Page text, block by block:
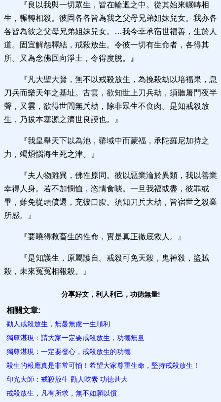
『良以我與一切眾生，皆在輪迴之中。從其始來輾轉相
生，輾轉相殺。彼固各各皆為我之父母兄弟姐妹兒女。我亦各
各皆為彼之父母兄弟姐妹兒女。…我今幸承宿世福善，生於人
道。固宜解怨釋結，戒殺放生。令彼一切有生命者，各得其
所。又為念佛回向淨土，令得度脫。』
『凡大聖大賢，無不以戒殺放生，為挽殺劫以培福果，息
刀兵而樂天年之基址。古雲，欲知世上刀兵劫，須聽屠門夜半
聲，又雲，欲得世間無兵劫，除非眾生不食肉。是知戒殺放
生，乃拔本塞源之濟世良謨也。』
『我皇舉天下以為池，罄域中而蒙福，承陀羅尼加持之
力，竭煩惱海生死之津。』
『夫人物雖異，佛性原同。彼以惡業淪於異類，我以善業
幸得人身。若不加憫恤，恣情食啖。一旦我福或盡，彼罪或
畢，難免從頭償還，充彼口腹。須知刀兵大劫，皆宿世之殺業
所感。』
『要曉得救畜生的性命，實是真正徹底救人。』
『是知護生，原屬護自。戒殺可免天殺，鬼神殺，盜賊
殺，未來冤冤相報殺。』
分享好文，利人利己，功德無量!
相關文章:
勸人戒殺放生，無憂無慮一生順利
獨尊湛現：請大家一定要戒殺放生，功德無量
獨尊湛現：一定要發心，戒殺放生的功德
殺生的報應真是非常可怕！希望大家尊重生命，堅持戒殺放生！
印光大師：戒殺放生 勸人吃素 功德甚大
戒殺放生，凡有所求，無不如願以償